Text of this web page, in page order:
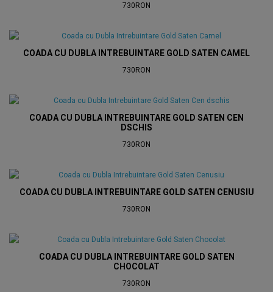
730RON
COADA CU DUBLA INTREBUINTARE GOLD SATEN CAMEL
730RON
COADA CU DUBLA INTREBUINTARE GOLD SATEN CEN
DSCHIS
730RON
COADA CU DUBLA INTREBUINTARE GOLD SATEN CENUSIU
730RON
COADA CU DUBLA INTREBUINTARE GOLD SATEN
CHOCOLAT
730RON